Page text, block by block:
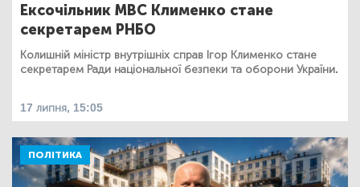
Ексочільник МВС Клименко стане
секретарем РНБО
Колишній міністр внутрішніх справ Ігор Клименко стане
секретарем Ради національної безпеки та оборони України.
17 липня, 15:05
ПОЛІТИКА